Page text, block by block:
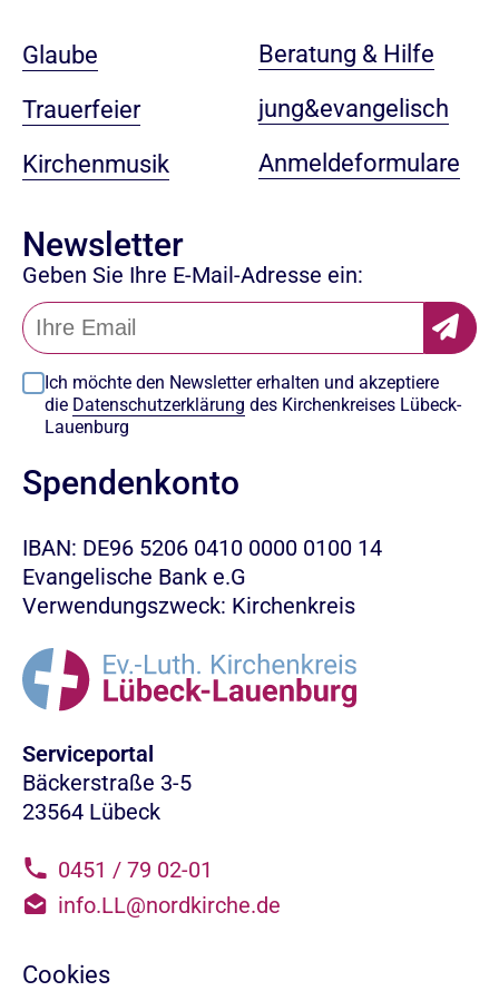
Glaube
Trauerfeier
Kirchenmusik
Beratung & Hilfe
jung&evangelisch
Anmeldeformulare
Newsletter
Geben Sie Ihre E-Mail-Adresse ein:
Ich möchte den Newsletter erhalten und akzeptiere
die Datenschutzerklärung des Kirchenkreises Lübeck-
Lauenburg
Spendenkonto
IBAN: DE96 5206 0410 0000 0100 14
Evangelische Bank e.G
Verwendungszweck: Kirchenkreis
Serviceportal
Bäckerstraße 3-5
23564 Lübeck
0451 / 79 02-01
info.LL@nordkirche.de
Cookies